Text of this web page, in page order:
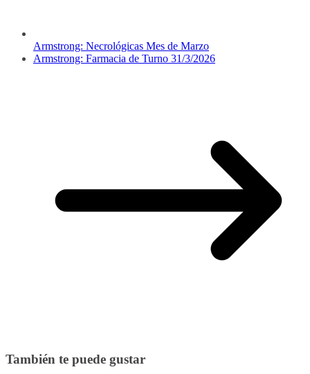
Armstrong: Necrológicas Mes de Marzo
Armstrong: Farmacia de Turno 31/3/2026
También te puede gustar